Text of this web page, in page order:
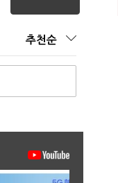
추천순